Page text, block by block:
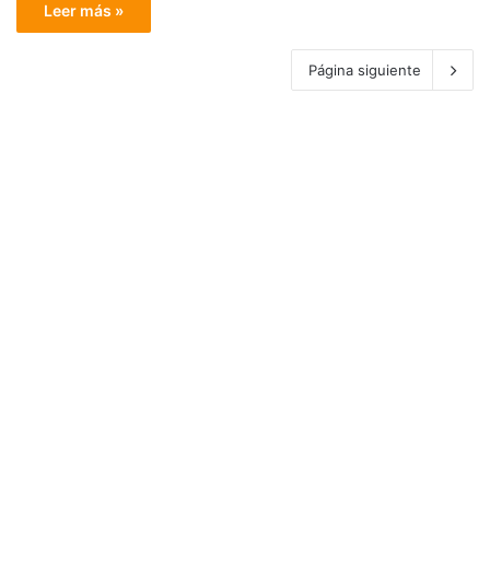
Leer más »
Página siguiente